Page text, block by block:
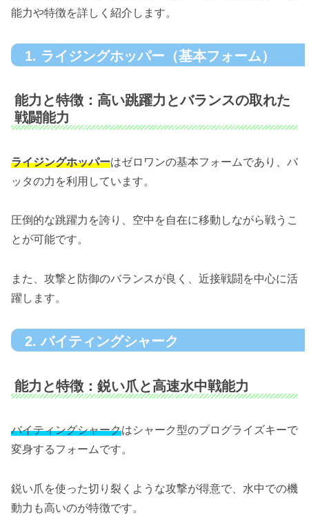
能力や特徴を詳しく紹介します。
1. ライジングホッパー（基本フォーム）
能力と特徴：高い跳躍力とバランスの取れた
戦闘能力
ライジングホッパーはゼロワンの基本フォームであり、バ
ッタの力を利用しています。
圧倒的な跳躍力を誇り、空中を自在に移動しながら戦うこ
とが可能です。
また、攻撃と防御のバランスが良く、近接戦闘を中心に活
躍します。
2. バイティングシャーク
能力と特徴：鋭い爪と高速水中戦能力
バイティングシャークはシャーク型のプログライズキーで
変身するフォームです。
鋭い爪を使った切り裂くような攻撃が得意で、水中での機
動力も高いのが特徴です。